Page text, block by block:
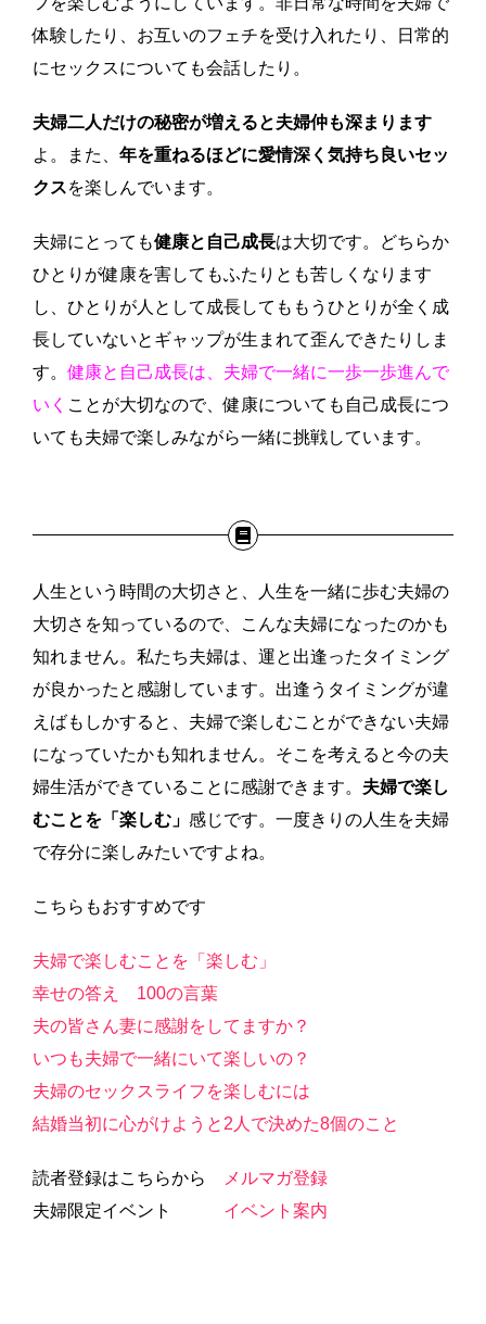
体験したり、お互いのフェチを受け入れたり、日常的
にセックスについても会話したり。
夫婦二人だけの秘密が増えると夫婦仲も深まります
よ。また、 年を重ねるほどに愛情深く気持ち良いセッ
クスを楽しんでいます。
夫婦にとっても健康と自己成長は大切です。どちらか
ひとりが健康を害してもふたりとも苦しくなります
し、ひとりが人として成長してももうひとりが全く成
長していないとギャップが生まれて歪んできたりしま
す。 健康と自己成長は、夫婦で一緒に一歩一歩進んで
いく ことが大切なので、健康についても自己成長につ
いても夫婦で楽しみながら一緒に挑戦しています。
人生という時間の大切さと、人生を一緒に歩む夫婦の
大切さを知っているので、こんな夫婦になったのかも
知れません。私たち夫婦は、運と出逢ったタイミング
が良かったと感謝しています。出逢うタイミングが違
えばもしかすると、夫婦で楽しむことができない夫婦
になっていたかも知れません。そこを考えると今の夫
婦生活ができていることに感謝できます。 夫婦で楽し
むことを「楽しむ」 感じです。一度きりの人生を夫婦
で存分に楽しみたいですよね。
こちらもおすすめです
夫婦で楽しむことを「楽しむ」
幸せの答え 100の言葉
夫の皆さん妻に感謝をしてますか？
いつも夫婦で一緒にいて楽しいの？
夫婦のセックスライフを楽しむには
結婚当初に心がけようと2人で決めた8個のこと
読者登録はこちらから
メルマガ登録
夫婦限定イベント イベント案内